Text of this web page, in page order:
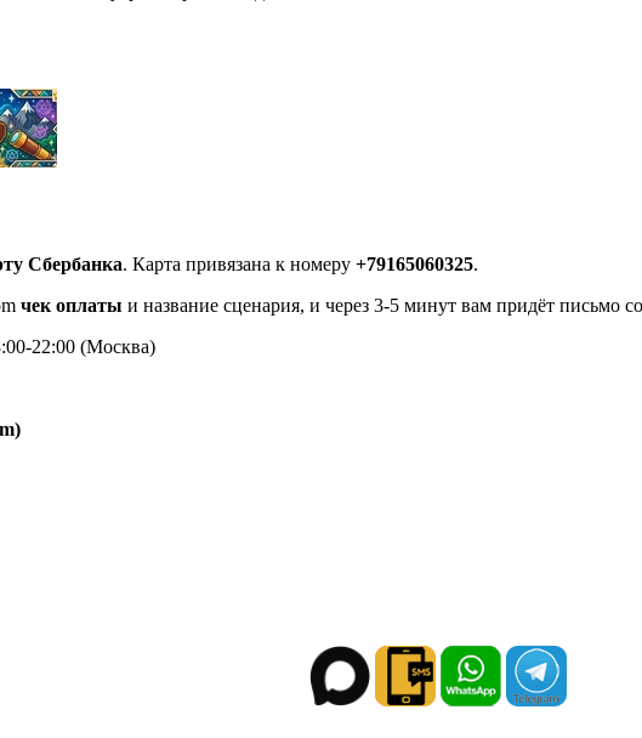
Сбербанка. Карта привязана к номеру +79165060325.
чек оплаты и название сценария, и через 3-5 минут вам придёт письмо
22:00 (Москва)